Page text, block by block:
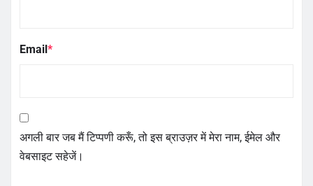
Email*
अगली बार जब मैं टिप्पणी करूँ, तो इस ब्राउज़र में मेरा नाम, ईमेल और
वेबसाइट सहेजें।